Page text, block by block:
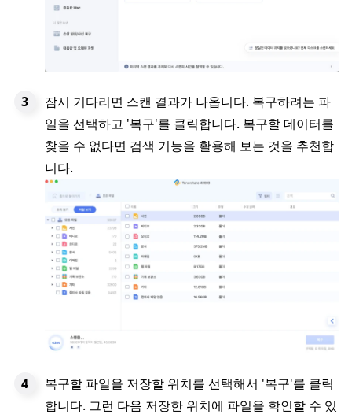
잠시 기다리면 스캔 결과가 나옵니다. 복구하려는 파
일을 선택하고 '복구'를 클릭합니다. 복구할 데이터를
찾을 수 없다면 검색 기능을 활용해 보는 것을 추천합
니다.
복구할 파일을 저장할 위치를 선택해서 '복구'를 클릭
합니다. 그런 다음 저장한 위치에 파일을 학인할 수 있